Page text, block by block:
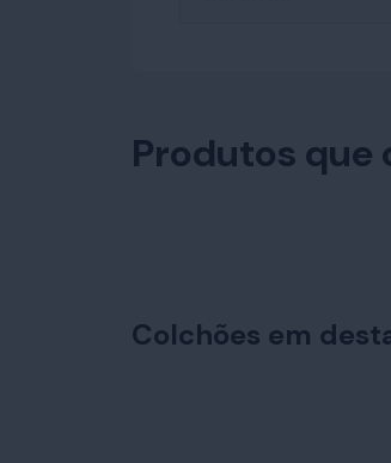
Produtos que
Colchões em